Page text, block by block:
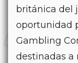
británica del
oportunidad
Gambling
destinadas a